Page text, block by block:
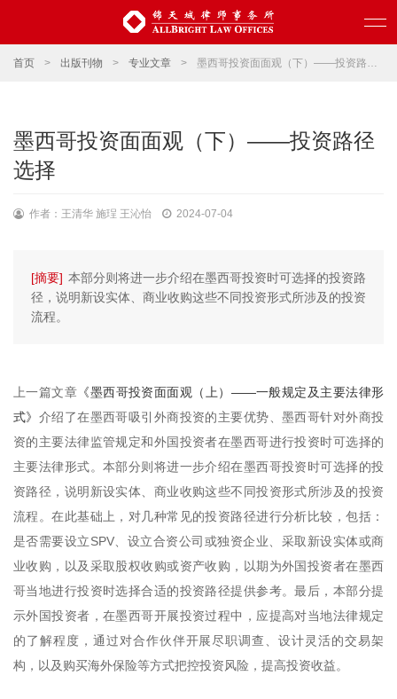
首页 > 出版刊物 > 专业文章 > 墨西哥投资面面观（下）——投资路径选择
墨西哥投资面面观（下）——投资路径
选择
作者：王清华 施珵 王沁怡 2024-07-04
[摘要] 本部分则将进一步介绍在墨西哥投资时可选择的投资路
径，说明新设实体、商业收购这些不同投资形式所涉及的投资
流程。
上一篇文章 《墨西哥投资面面观（上）——一般规定及主要法律形
式》 介绍了在墨西哥吸引外商投资的主要优势、墨西哥针对外商投
资的主要法律监管规定和外国投资者在墨西哥进行投资时可选择的
主要法律形式。本部分则将进一步介绍在墨西哥投资时可选择的投
资路径，说明新设实体、商业收购这些不同投资形式所涉及的投资
流程。在此基础上，对几种常见的投资路径进行分析比较，包括：
是否需要设立SPV、设立合资公司或独资企业、采取新设实体或商
业收购，以及采取股权收购或资产收购，以期为外国投资者在墨西
哥当地进行投资时选择合适的投资路径提供参考。最后，本部分提
示外国投资者，在墨西哥开展投资过程中，应提高对当地法律规定
的了解程度，通过对合作伙伴开展尽职调查、设计灵活的交易架
构，以及购买海外保险等方式把控投资风险，提高投资收益。